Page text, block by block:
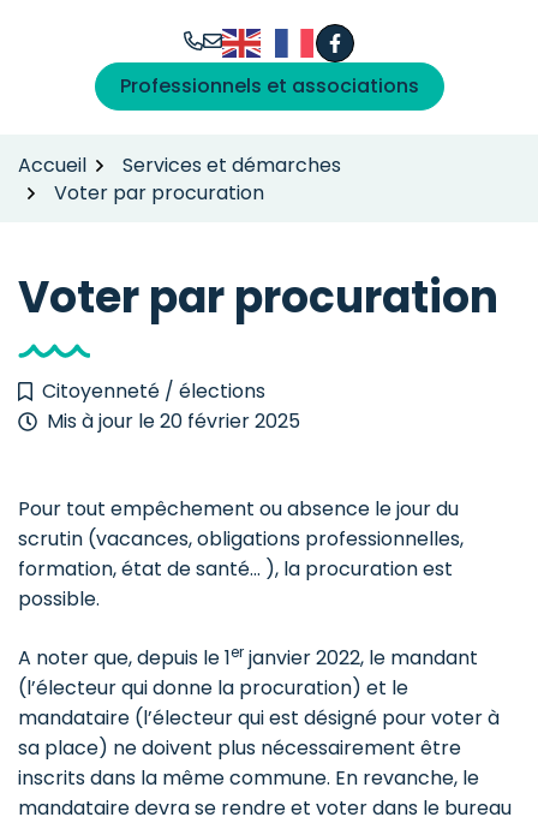
Facebook
(ouverture dans un
Professionnels et associations
Accueil
Services et démarches
Voter par procuration
Voter par procuration
Citoyenneté / élections
Mis à jour le20 février 2025
Pour tout empêchement ou absence le jour du
scrutin (vacances, obligations professionnelles,
formation, état de santé… ), la procuration est
possible.
A noter que, depuis le 1er janvier 2022, le mandant
(l’électeur qui donne la procuration) et le
mandataire (l’électeur qui est désigné pour voter à
sa place) ne doivent plus nécessairement être
inscrits dans la même commune. En revanche, le
mandataire devra se rendre et voter dans le bureau